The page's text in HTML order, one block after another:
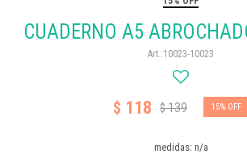
CUADERNO A5
10023-10023
$ 118 $139 15
medidas: n/a